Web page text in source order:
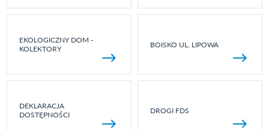
EKOLOGICZNY DOM -
KOLEKTORY
BOISKO UL. LIPOWA
DEKLARACJA
DOSTĘPNOŚCI
DROGI FDS